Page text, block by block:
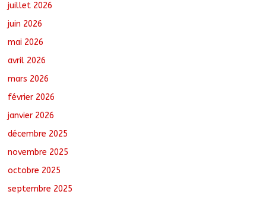
juillet 2026
juin 2026
mai 2026
avril 2026
mars 2026
février 2026
janvier 2026
décembre 2025
novembre 2025
octobre 2025
septembre 2025